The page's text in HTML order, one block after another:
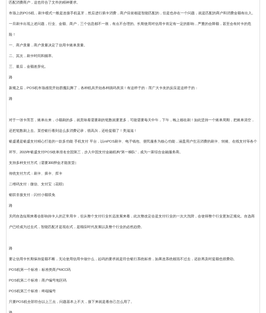
匹配消费商户，这也符合了文件的精神要求。
市场上的POS机，刷卡模式一般是连接手机蓝牙，然后进行插卡消费，商户目前都是智能匹配的，但是也存在一个问题，就是匹配的商户和消费金额有出入。
一旦刷卡出现上述问题，行业、金额、商户，三个信息都不一致，有点不合理的。长期使用对信用卡肯定有一定的影响，严重的会降额，甚至会有封卡的危
险！
一、商户质量，商户质量决定了信用卡账单质量。
二、其次，刷卡时间和频率。
三、最后，金额差异化。
路
新规之后，POS机市场感觉开始群魔乱舞了，各种机具开始各种跳码表演！有这样子的：而广大卡友的反应是这样子的：
路
对于一张卡而言，账单出来，小额刷的多，就意味着需要刷的笔数就要更多，可能需要每天中午，下午，晚上都在刷！如此坚持一个账单周期，把账单清空，
还把笔数刷上去。某些银行看到这么多消费记录，很高兴，还给提额了！美滋滋！
银盛通是银盛支付精心打造的一款多功能 手机支付 平台，以mPOS刷卡、电子钱包、便民服务为核心功能，涵盖用户生活消费的刷卡、转账、在线支付等各个
环节。2015年银盛支付POS收单排名全国第三，步入中国支付金融机构“第一梯队”，成为一家综合金融服务商。
支持多种支付方式（需要300押金才能发货）
传统支付方式：刷卡、插卡、挥卡
二维码支付：微信、支付宝（花呗）
银联非接支付：闪付小额双免
路
关闭自选短期来看会影响持卡人的正常用卡，但从整个支付行业长远发展来看，此次整改定会是支付行业的一次大洗牌，会使得整个行业更加正规化。自选商
户已经成为过去式，智能匹配才是现在式，是顺应时代发展以及整个行业的必然趋势。
路
要让信用卡长期保持提额不断，无论使用信用卡做什么，起码的要求就是符合银行系统标准，如果连系统都混不过去，还款再及时提额也很费劲。
POS机第一个标准： 标准类商户MCC码
POS机第二个标准： 商户编号地区码
POS机第三个标准： 终端编号
只要POS机全部符合以上三点，问题基本上不大，接下来就是看自己怎么用了。